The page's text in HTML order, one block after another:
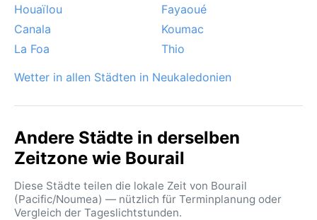
Houaïlou
Fayaoué
Canala
Koumac
La Foa
Thio
Wetter in allen Städten in Neukaledonien
Andere Städte in derselben
Zeitzone wie Bourail
Diese Städte teilen die lokale Zeit von Bourail
(Pacific/Noumea) — nützlich für Terminplanung oder
Vergleich der Tageslichtstunden.